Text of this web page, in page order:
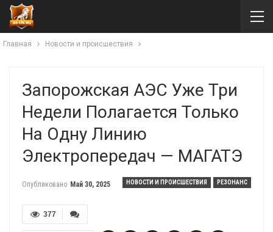
Главная Новости и происшествия
Запорожская АЭС Уже Три
Недели Полагается Только
На Одну Линию
Электропередач — МАГАТЭ
НОВОСТИ И ПРОИСШЕСТВИЯ РЕЗОНАНС
Опубликовано Май 30, 2025
377